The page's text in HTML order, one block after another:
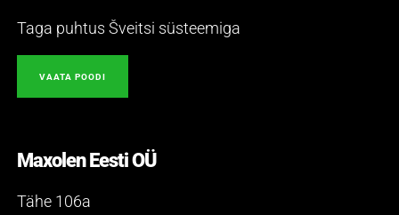
Taga puhtus Šveitsi süsteemiga
VAATA POODI
Maxolen Eesti OÜ
Tähe 106a